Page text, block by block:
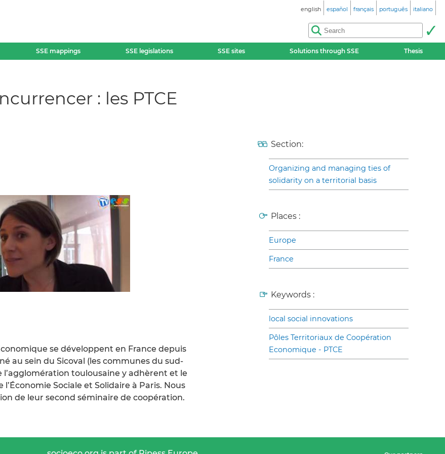
english español français português italiano
SSE mappings SSE legislations SSE sites Solutions through SSE Thesis
: les PTCE
se développent en France depuis
au sein du Sicoval (les communes du sud-
toulousaine y adhèrent et le
Sociale et Solidaire à Paris. Nous
de leur second séminaire de coopération.
Section:
Organizing and managing ties of
solidarity on a territorial basis
Places :
Europe
France
Keywords :
local social innovations
Pôles Territoriaux de Coopération
Economique - PTCE